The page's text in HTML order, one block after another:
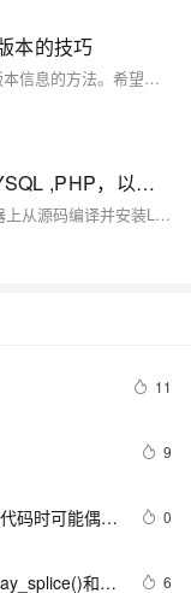
本的技巧
以上就是查看Linux、Apache、MySQL、PHP版本信息的方法。希望这些信息能帮助你更好地理解和使用你的LAMP技术栈。
源码编译安装LAMP（HTTP服务，MYSQL ,PHP，以及bbs论坛）
通过以上步骤，你可以成功地在一台Linux服务器上从源码编译并安装LAMP环境，并配置一个BBS论坛（Discuz!）。这些步骤涵盖了从安装依赖、下载源代码、配置编译到安装完成的所有细节。每个命令的解释确保了过程的透明度，使即使是非专业人士也能够理解整个流程。
11
9
码时可能偶尔
0
和
6